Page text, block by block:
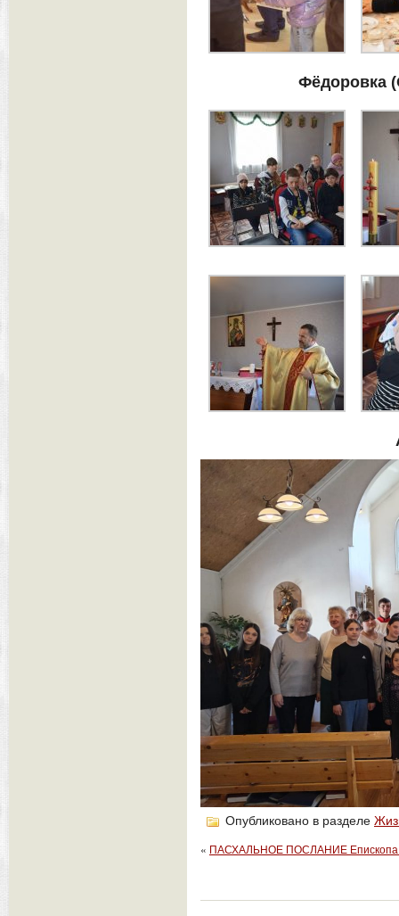
Фёдоровка
Опубликовано в разделе
« ПАСХАЛЬНОЕ ПОСЛАНИЕ Епископа